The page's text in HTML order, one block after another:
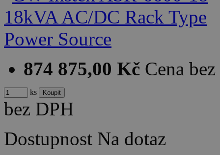
874 875,00 Kč Cena
ks
bez DPH
Dostupnost Na dotaz